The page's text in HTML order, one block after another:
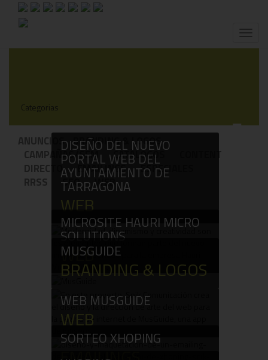
Toggle
!
Categorias
ANUNCIOS BRANDING & LOGOS
CAMPAÑAS/SEM
CATÁLOGOS
CONTENT
DIRECTO
EMAILINGS
ESPECIALES
RRSS
SEO WEB
DISEÑO DEL NUEVO
PORTAL WEB DEL
AYUNTAMIENTO DE
TARRAGONA
WEB
MICROSITE HAURI MICRO
SOLUTIONS
WEB
MUSGUIDE
BRANDING & LOGOS
WEB MUSGUIDE
WEB
SORTEO XHOPING